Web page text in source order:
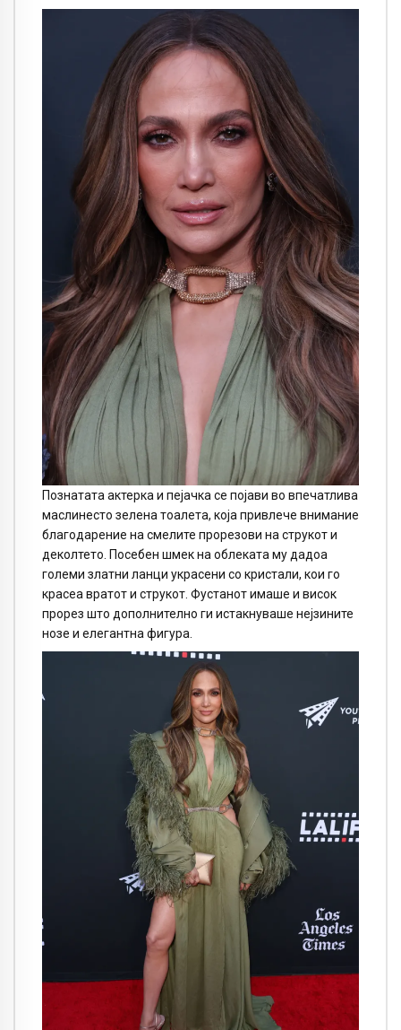
Познатата актерка и пејачка се појави во впечатлива
маслинесто зелена тоалета, која привлече внимание
благодарение на смелите прорезови на струкот и
деколтето. Посебен шмек на облеката му дадоа
големи златни ланци украсени со кристали, кои го
красеа вратот и струкот. Фустанот имаше и висок
прорез што дополнително ги истакнуваше нејзините
нозе и елегантна фигура.